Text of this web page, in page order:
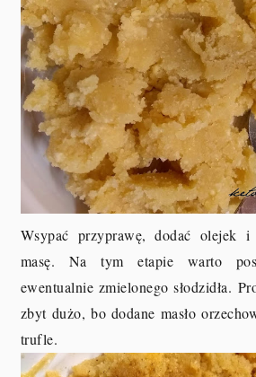
Wsypać przyprawę, dodać olejek i
masę. Na tym etapie warto
ewentualnie zmielonego słodzidła.
zbyt dużo, bo dodane masło
trufle.